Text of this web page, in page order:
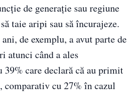
de generație sau regiune
taie aripi sau să încurajeze.
de exemplu, a avut parte de
atunci când a ales
39% care declară că au primit
comparativ cu 27% în cazul